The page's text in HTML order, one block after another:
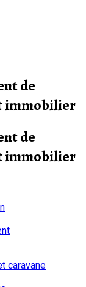
de
immobilier
de
immobilier
caravane